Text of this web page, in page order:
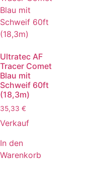
Ultratec AF
Tracer Comet
Blau mit
Schweif 60ft
(18,3m)
35,33 €
Verkauf
In den
Warenkorb